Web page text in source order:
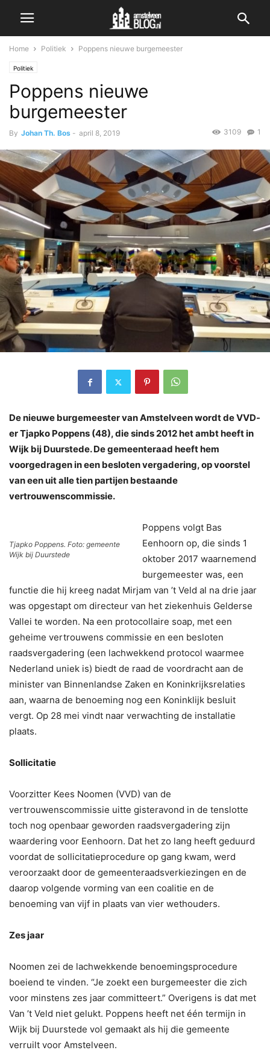
Home Politiek Poppens nieuwe burgemeester
Politiek
Poppens nieuwe
burgemeester
By Johan Th. Bos - april 8, 2019 1
3109
De nieuwe burgemeester van Amstelveen wordt de VVD-
er Tjapko Poppens (48), die sinds 2012 het ambt heeft in
Wijk bij Duurstede. De gemeenteraad heeft hem
voorgedragen in een besloten vergadering, op voorstel
van een uit alle tien partijen bestaande
vertrouwenscommissie.
Tjapko Poppens. Foto: gemeente
Wijk bij Duurstede
Poppens volgt Bas
Eenhoorn op, die sinds 1
oktober 2017 waarnemend
burgemeester was, een
functie die hij kreeg nadat Mirjam van ’t Veld al na drie jaar
was opgestapt om directeur van het ziekenhuis Gelderse
Vallei te worden. Na een protocollaire soap, met een
geheime vertrouwens commissie en een besloten
raadsvergadering (een lachwekkend protocol waarmee
Nederland uniek is) biedt de raad de voordracht aan de
minister van Binnenlandse Zaken en Koninkrijksrelaties
aan, waarna de benoeming nog een Koninklijk besluit
vergt. Op 28 mei vindt naar verwachting de installatie
plaats.
Sollicitatie
Voorzitter Kees Noomen (VVD) van de
vertrouwenscommissie uitte gisteravond in de tenslotte
toch nog openbaar geworden raadsvergadering zijn
waardering voor Eenhoorn. Dat het zo lang heeft geduurd
voordat de sollicitatieprocedure op gang kwam, werd
veroorzaakt door de gemeenteraadsverkiezingen en de
daarop volgende vorming van een coalitie en de
benoeming van vijf in plaats van vier wethouders.
Zes jaar
Noomen zei de lachwekkende benoemingsprocedure
boeiend te vinden. “Je zoekt een burgemeester die zich
voor minstens zes jaar committeert.” Overigens is dat met
Van ’t Veld niet gelukt. Poppens heeft net één termijn in
Wijk bij Duurstede vol gemaakt als hij die gemeente
verruilt voor Amstelveen.